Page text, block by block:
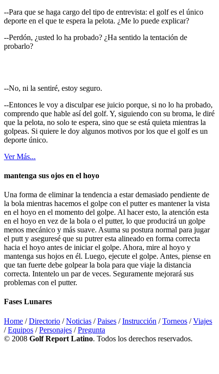
--Para que se haga cargo del tipo de entrevista: el golf es el único
deporte en el que te espera la pelota. ¿Me lo puede explicar?
--Perdón, ¿usted lo ha probado? ¿Ha sentido la tentación de
probarlo?
--No, ni la sentiré, estoy seguro.
--Entonces le voy a disculpar ese juicio porque, si no lo ha probado,
comprendo que hable así del golf. Y, siguiendo con su broma, le diré
que la pelota, no solo te espera, sino que se está quieta mientras la
golpeas. Si quiere le doy algunos motivos por los que el golf es un
deporte único.
Ver Más...
mantenga sus ojos en el hoyo
Una forma de eliminar la tendencia a estar demasiado pendiente de
la bola mientras hacemos el golpe con el putter es mantener la vista
en el hoyo en el momento del golpe. Al hacer esto, la atención esta
en el hoyo en vez de la bola o el putter, lo que producirá un golpe
menos mecánico y más suave. Asuma su postura normal para jugar
el putt y aseguresé que su putrer esta alineado en forma correcta
hacia el hoyo antes de iniciar el golpe. Ahora, mire al hoyo y
mantenga sus hojos en él. Luego, ejecute el golpe. Antes, piense en
que tan fuerte debe golpear la bola para que viaje la distancia
correcta. Intentelo un par de veces. Seguramente mejorará sus
problemas con el putter.
Fases Lunares
Home /Directorio /Noticias /Paises /Instrucción /Torneos /Viajes
/Equipos /Personajes /Pregunta
© 2008 Golf Report Latino. Todos los derechos reservados.